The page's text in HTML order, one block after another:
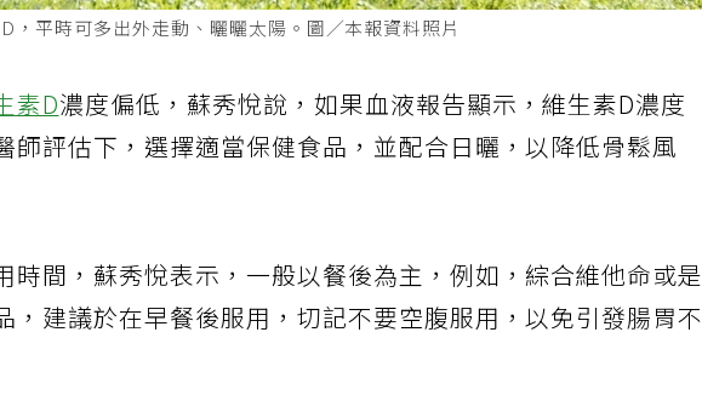
素D濃度偏低，蘇秀悅說，如果血液報告顯示，維生素D濃度
師評估下，選擇適當保健食品，並配合日曬，以降低骨鬆風
時間，蘇秀悅表示，一般以餐後為主，例如，綜合維他命或是
，建議於在早餐後服用，切記不要空腹服用，以免引發腸胃不